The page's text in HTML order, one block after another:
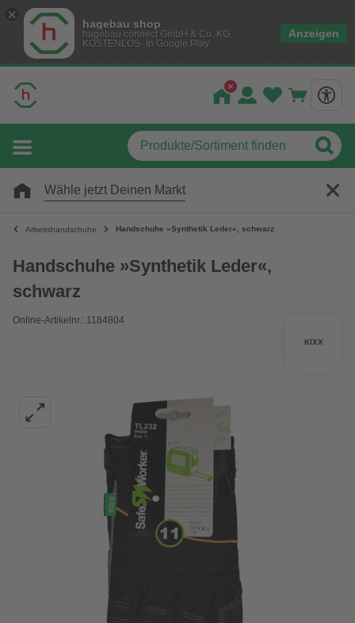
hagebau shop
hagebau connect GmbH & Co. KG
KOSTENLOS- In Google Play
Anzeigen
Wähle jetzt Deinen Markt
Arbeitshandschuhe Handschuhe »Synthetik Leder«, schwarz
Handschuhe »Synthetik Leder«,
schwarz
Online-Artikelnr.: 1184804
KIXX